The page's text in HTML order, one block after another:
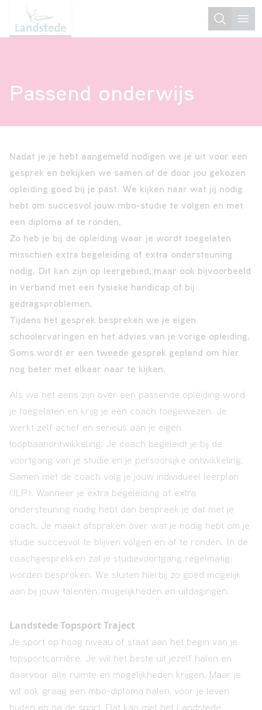
favorieten
jongeren
Open
Huis
Studiekeuze
VAVO
Over
ons
Passend onderwijs
Nadat je je hebt aangemeld nodigen we je uit voor een
gesprek en bekijken we samen of de door jou gekozen
opleiding goed bij je past. We kijken naar wat jij nodig
hebt om succesvol jouw mbo-studie te volgen en met
een diploma af te ronden.
Zo heb je bij de opleiding waar je wordt toegelaten
misschien extra begeleiding of extra ondersteuning
nodig. Dit kan zijn op leergebied, maar ook bijvoorbeeld
in verband met een fysieke handicap of bij
gedragsproblemen.
Tijdens het gesprek bespreken we je eigen
schoolervaringen en het advies van je vorige opleiding.
Soms wordt er een tweede gesprek gepland om hier
nog beter met elkaar naar te kijken.
Als we het eens zijn over een passende opleiding word
je toegelaten en krijg je een coach toegewezen. Je
werkt zelf actief en serieus aan je eigen
loopbaanontwikkeling. Je coach begeleidt je bij de
voortgang van je studie en je persoonlijke ontwikkeling.
Samen met de coach volg je jouw individueel leerplan
(ILP). Wanneer je extra begeleiding of extra
ondersteuning nodig hebt dan bespreek je dat met je
coach. Je maakt afspraken over wat je nodig hebt om je
studie succesvol te blijven volgen en af te ronden. In de
coachgesprekken zal je studievoortgang regelmatig
worden besproken. We sluiten hierbij zo goed mogelijk
aan bij jouw talenten, mogelijkheden en uitdagingen.
Landstede Topsport Traject
Je sport op hoog niveau of staat aan het begin van je
topsportcarrière. Je wil het beste uit jezelf halen en
daarvoor alle ruimte en mogelijkheden krijgen. Maar je
wil ook graag een mbo-diploma halen, voor je leven